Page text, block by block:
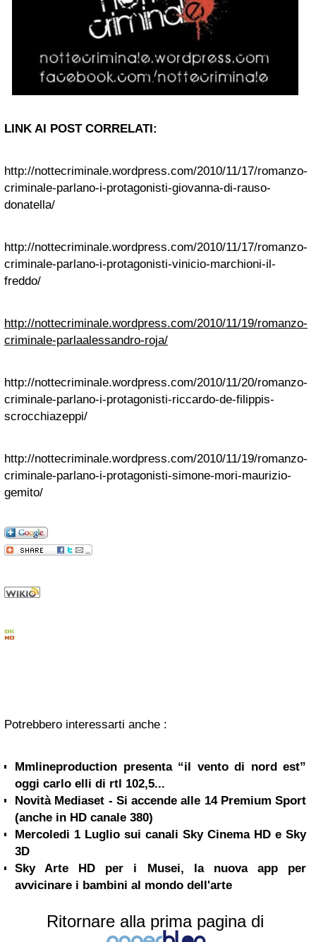
LINK AI POST CORRELATI:
http://nottecriminale.wordpress.com/2010/11/17/romanzo-
criminale-parlano-i-protagonisti-giovanna-di-rauso-
donatella/
http://nottecriminale.wordpress.com/2010/11/17/romanzo-
criminale-parlano-i-protagonisti-vinicio-marchioni-il-
freddo/
http://nottecriminale.wordpress.com/2010/11/19/romanzo-
criminale-parlaalessandro-roja/
http://nottecriminale.wordpress.com/2010/11/20/romanzo-
criminale-parlano-i-protagonisti-riccardo-de-filippis-
scrocchiazeppi/
http://nottecriminale.wordpress.com/2010/11/19/romanzo-
criminale-parlano-i-protagonisti-simone-mori-maurizio-
gemito/
Potrebbero interessarti anche :
Mmlineproduction presenta “il vento di nord est”
oggi carlo elli di rtl 102,5...
Novità Mediaset - Si accende alle 14 Premium Sport
(anche in HD canale 380)
Mercoledi 1 Luglio sui canali Sky Cinema HD e Sky
3D
Sky Arte HD per i Musei, la nuova app per
avvicinare i bambini al mondo dell'arte
Ritornare alla prima pagina di